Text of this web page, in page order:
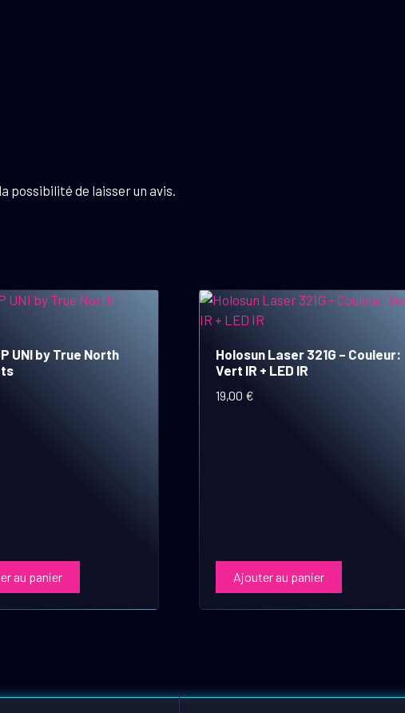
possibilité de laisser un avis.
UNI by True North
au panier
Holosun Laser 321G – Couleur:
Vert IR + LED IR
19,00 €
Ajouter au panier